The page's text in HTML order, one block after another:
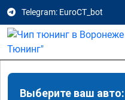
Telegram: EuroCT_bot
Выберите ваш авто: